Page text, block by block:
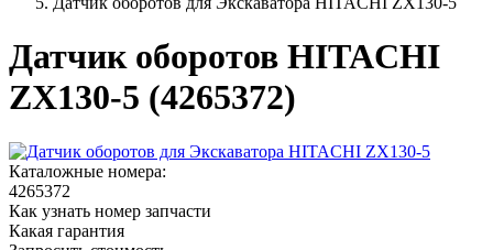
Датчик оборотов HITACHI
ZX130-5 (4265372)
Каталожные номера:
4265372
Как узнать номер запчасти
Какая гарантия